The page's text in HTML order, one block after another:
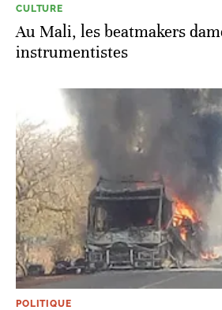
CULTURE
Au Mali, les beatmakers
instrumentistes
POLITIQUE